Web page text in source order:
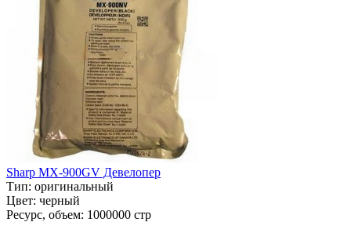
Sharp MX-900GV Девелопер
Тип: оригинальный
Цвет: черный
Ресурс, объем: 1000000 стр